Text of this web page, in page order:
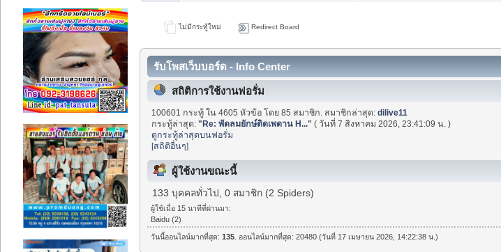
ไม่มีกระทู้ใหม่ Redirect Board
รับโพสเว็บบอร์ด - Info Center
สถิติการใช้งานฟอรั่ม
100601 กระทู้ ใน 4605 หัวข้อ โดย 85 สมาชิก. สมาชิกล่าสุด:dilive11
กระทู้ล่าสุด:"Re: พัดลมยักษ์ติดเพดาน H..." ( วันที่ 7 สิงหาคม 2026, 23:41:09 น. )
ดูกระทู้ล่าสุดบนฟอรั่ม
[สถิติอื่นๆ]
ผู้ใช้งานขณะนี้
133 บุคคลทั่วไป, 0 สมาชิก (2 Spiders)
ผู้ใช้เมื่อ 15 นาทีที่ผ่านมา:
Baidu (2)
วันนี้ออนไลน์มากที่สุด:135 . ออนไลน์มากที่สุด: 20480 (วันที่ 17 เมษายน 2026, 14:22:38 น.)